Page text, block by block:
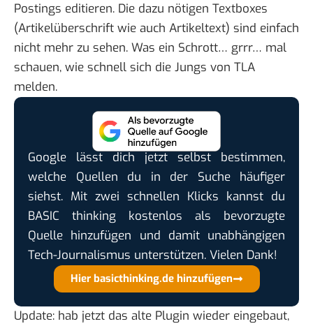
Postings editieren. Die dazu nötigen Textboxes
(Artikelüberschrift wie auch Artikeltext) sind einfach
nicht mehr zu sehen. Was ein Schrott… grrr… mal
schauen, wie schnell sich die Jungs von TLA
melden.
Google lässt dich jetzt selbst bestimmen,
welche Quellen du in der Suche häufiger
siehst. Mit zwei schnellen Klicks kannst du
BASIC thinking kostenlos als bevorzugte
Quelle hinzufügen und damit unabhängigen
Tech-Journalismus unterstützen. Vielen Dank!
Hier basicthinking.de hinzufügen
Update: hab jetzt das alte Plugin wieder eingebaut,